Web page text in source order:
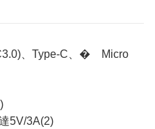
、Type-C、� Micro
5V/3A(2)